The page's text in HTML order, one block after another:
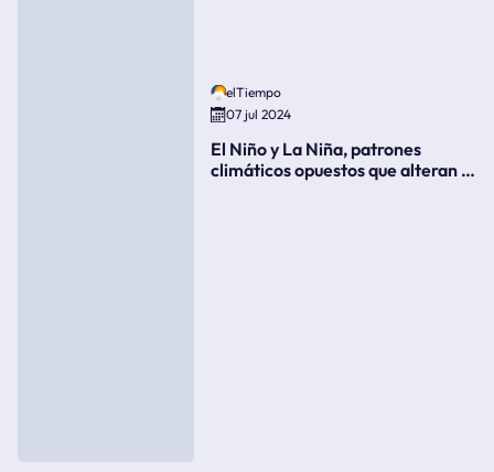
elTiempo
07 jul 2024
El Niño y La Niña, patrones
climáticos opuestos que alteran la